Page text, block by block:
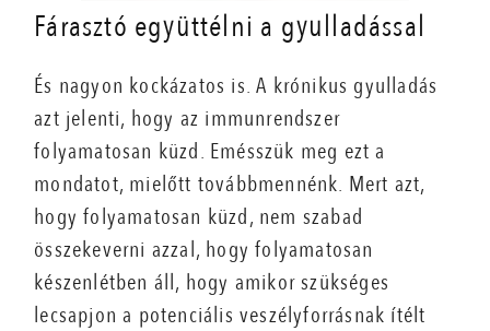
Fárasztó együttélni a gyulladással
És nagyon kockázatos is. A krónikus gyulladás
azt jelenti, hogy az immunrendszer
folyamatosan küzd. Emésszük meg ezt a
mondatot, mielőtt továbbmennénk. Mert azt,
hogy folyamatosan küzd, nem szabad
összekeverni azzal, hogy folyamatosan
készenlétben áll, hogy amikor szükséges
lecsapjon a potenciális veszélyforrásnak ítélt